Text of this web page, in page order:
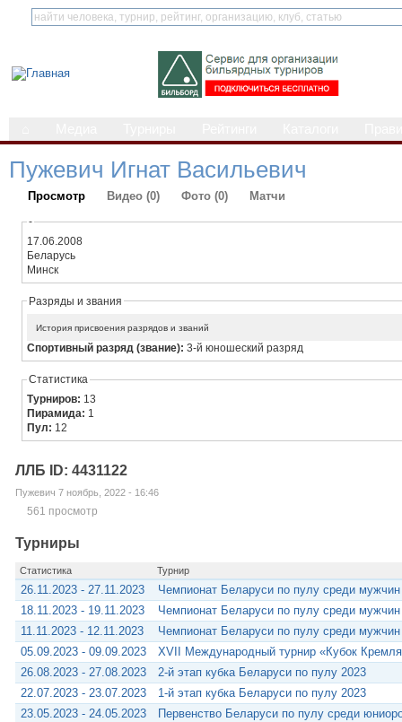
Пужевич Игнат Васильевич
Просмотр Видео (0) Фото (0) Матчи
-
17.06.2008
Беларусь
Минск
Разряды и звания
История присвоения разрядов и званий
Спортивный разряд (звание):3-й юношеский разряд
Статистика
Турниров: 13
Пирамида: 1
Пул: 12
ЛЛБ ID: 4431122
Пужевич 7 ноябрь, 2022 - 16:46
561 просмотр
Турниры
Статистика Турнир
26.11.2023 - 27.11.2023
Чемпионат Беларуси по пулу среди мужчин
18.11.2023 - 19.11.2023
Чемпионат Беларуси по пулу среди мужчин
11.11.2023 - 12.11.2023
Чемпионат Беларуси по пулу среди мужчин
05.09.2023 - 09.09.2023
XVII Международный турнир «Кубок
26.08.2023 - 27.08.2023
2-й этап кубка Беларуси по пулу 2023
22.07.2023 - 23.07.2023
1-й этап кубка Беларуси по пулу 2023
23.05.2023 - 24.05.2023
Первенство Беларуси по пулу среди